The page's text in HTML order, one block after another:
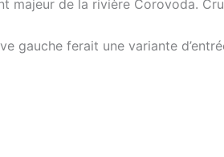
de la rivière Corovoda.
gauche ferait une variante